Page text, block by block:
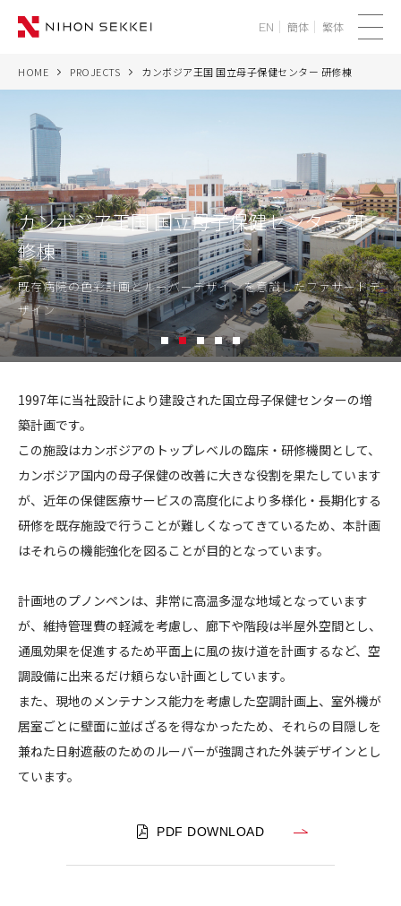
ュ
SERVICES
PROJECTS
THINK
NEWS
CORPORATE
RECRUIT
EN 簡体 繁体
HOME PROJECTS カンボジア王国 国立母子保健センター 研修棟
カンボジア王国 国立母子保健センター 研
修棟
既存病院の色彩計画とルーバーデザインを意識したファサードデ
ザイン
2 3 5
1997年に当社設計により建設された国立母子保健センターの増
築計画です。
この施設はカンボジアのトップレベルの臨床・研修機関として、
カンボジア国内の母子保健の改善に大きな役割を果たしています
が、近年の保健医療サービスの高度化により多様化・長期化する
研修を既存施設で行うことが難しくなってきているため、本計画
はそれらの機能強化を図ることが目的となっています。
計画地のプノンペンは、非常に高温多湿な地域となっています
が、維持管理費の軽減を考慮し、廊下や階段は半屋外空間とし、
通風効果を促進するため平面上に風の抜け道を計画するなど、空
調設備に出来るだけ頼らない計画としています。
また、現地のメンテナンス能力を考慮した空調計画上、室外機が
居室ごとに壁面に並ばざるを得なかったため、それらの目隠しを
兼ねた日射遮蔽のためのルーバーが強調された外装デザインとし
ています。
PDF DOWNLOAD